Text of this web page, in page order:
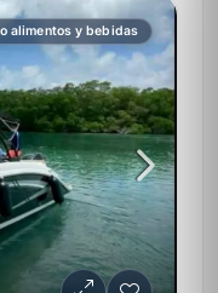
alimentos y bebidas